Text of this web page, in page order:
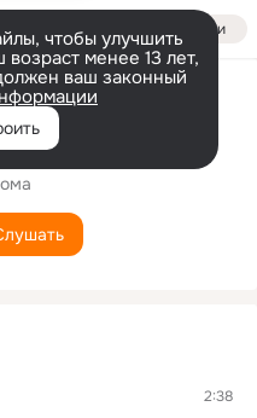
Войти
чтобы улучшить
менее 13 лет,
ваш законный
2:38